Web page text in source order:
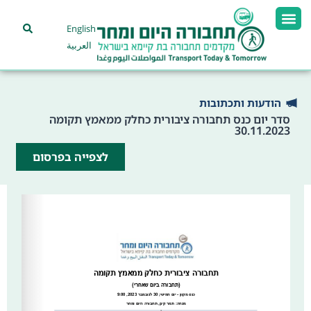
English
العربية
הודעות ותכתובות
סדר יום כנס תחבורה ציבורית כחלק ממאמץ תקומה
30.11.2023
לצפייה בפרסום